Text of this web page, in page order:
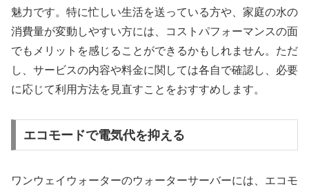
魅力です。特に忙しい生活を送っている方や、家庭の水の
消費量が変動しやすい方には、コストパフォーマンスの面
でもメリットを感じることができるかもしれません。ただ
し、サービスの内容や料金に関しては各自で確認し、必要
に応じて利用方法を見直すことをおすすめします。
エコモードで電気代を抑える
ワンウェイウォーターのウォーターサーバーには、エコモ